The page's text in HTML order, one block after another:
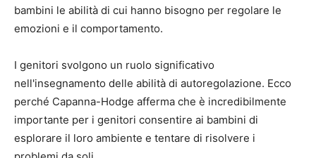
bambini le abilità di cui hanno bisogno per regolare le
emozioni e il comportamento.
I genitori svolgono un ruolo significativo
nell'insegnamento delle abilità di autoregolazione. Ecco
perché Capanna-Hodge afferma che è incredibilmente
importante per i genitori consentire ai bambini di
esplorare il loro ambiente e tentare di risolvere i